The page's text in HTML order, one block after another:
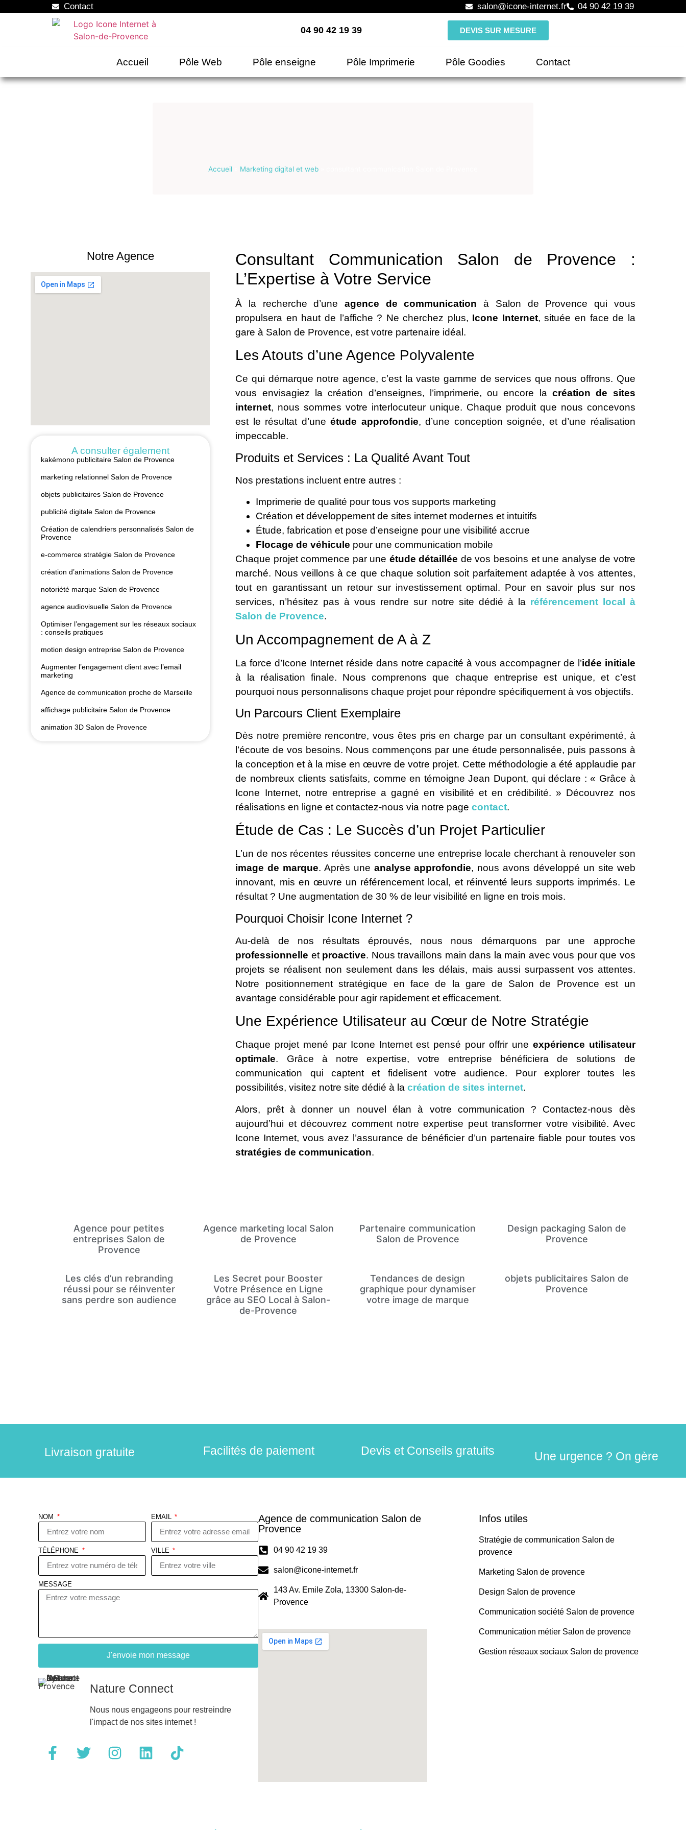
Contact salon@icone-internet.fr 04 90 42 19 39
04 90 42 19 39 DEVIS SUR MESURE
Accueil Pôle Web Pôle enseigne Pôle Imprimerie Pôle Goodies Contact
Accueil Marketing digital et web
Notre Agence
A consulter également
kakémono publicitaire Salon de Provence
marketing relationnel Salon de Provence
objets publicitaires Salon de Provence
publicité digitale Salon de Provence
Création de calendriers personnalisés Salon de
Provence
e-commerce stratégie Salon de Provence
création d’animations Salon de Provence
notoriété marque Salon de Provence
agence audiovisuelle Salon de Provence
Optimiser l’engagement sur les réseaux sociaux
: conseils pratiques
motion design entreprise Salon de Provence
Augmenter l’engagement client avec l’email
marketing
Agence de communication proche de Marseille
affichage publicitaire Salon de Provence
animation 3D Salon de Provence
Consultant Communication Salon de Provence :
L’Expertise à Votre Service
À la recherche d’uneagence de communication à Salon de Provence qui vous
propulsera en haut de l’affiche ? Ne cherchez plus, Icone Internet, située en face de la
gare à Salon de Provence, est votre partenaire idéal.
Les Atouts d’une Agence Polyvalente
Ce qui démarque notre agence, c’est la vaste gamme de services que nous offrons. Que
vous envisagiez la création d’enseignes, l’imprimerie, ou encore la création de sites
internet, nous sommes votre interlocuteur unique. Chaque produit que nous concevons
est le résultat d’uneétude approfondie, d’une conception soignée, et d’une réalisation
impeccable.
Produits et Services : La Qualité Avant Tout
Nos prestations incluent entre autres :
Imprimerie de qualité pour tous vos supports marketing
Création et développement de sites internet modernes et intuitifs
Étude, fabrication et pose d’enseigne pour une visibilité accrue
Flocage de véhicule pour une communication mobile
Chaque projet commence par une étude détaillée de vos besoins et une analyse de votre
marché. Nous veillons à ce que chaque solution soit parfaitement adaptée à vos attentes,
tout en garantissant un retour sur investissement optimal. Pour en savoir plus sur nos
services, n’hésitez pas à vous rendre sur notre site dédié à la référencement local à
Salon de Provence.
Un Accompagnement de A à Z
La force d’Icone Internet réside dans notre capacité à vous accompagner de l’idée initiale
à la réalisation finale. Nous comprenons que chaque entreprise est unique, et c’est
pourquoi nous personnalisons chaque projet pour répondre spécifiquement à vos objectifs.
Un Parcours Client Exemplaire
Dès notre première rencontre, vous êtes pris en charge par un consultant expérimenté, à
l’écoute de vos besoins. Nous commençons par une étude personnalisée, puis passons à
la conception et à la mise en œuvre de votre projet. Cette méthodologie a été applaudie par
de nombreux clients satisfaits, comme en témoigne Jean Dupont, qui déclare : « Grâce à
Icone Internet, notre entreprise a gagné en visibilité et en crédibilité. » Découvrez nos
réalisations en ligne et contactez-nous via notre pagecontact.
Étude de Cas : Le Succès d’un Projet Particulier
L’un de nos récentes réussites concerne une entreprise locale cherchant à renouveler son
image de marque. Après une analyse approfondie, nous avons développé un site web
innovant, mis en œuvre un référencement local, et réinventé leurs supports imprimés. Le
résultat ? Une augmentation de 30 % de leur visibilité en ligne en trois mois.
Pourquoi Choisir Icone Internet ?
Au-delà de nos résultats éprouvés, nous nous démarquons par une approche
professionnelle et proactive. Nous travaillons main dans la main avec vous pour que vos
projets se réalisent non seulement dans les délais, mais aussi surpassent vos attentes.
Notre positionnement stratégique en face de la gare de Salon de Provence est un
avantage considérable pour agir rapidement et efficacement.
Une Expérience Utilisateur au Cœur de Notre Stratégie
Chaque projet mené par Icone Internet est pensé pour offrir une expérience utilisateur
optimale. Grâce à notre expertise, votre entreprise bénéficiera de solutions de
communication qui captent et fidelisent votre audience. Pour explorer toutes les
possibilités, visitez notre site dédié à lacréation de sites internet.
Alors, prêt à donner un nouvel élan à votre communication ? Contactez-nous dès
aujourd’hui et découvrez comment notre expertise peut transformer votre visibilité. Avec
Icone Internet, vous avez l’assurance de bénéficier d’un partenaire fiable pour toutes vos
stratégies de communication.
Agence pour petites
entreprises Salon de
Provence
Agence marketing local Salon
de Provence
Partenaire communication
Salon de Provence
Design packaging Salon de
Provence
Les clés d’un rebranding
réussi pour se réinventer
sans perdre son audience
Les Secret pour Booster
Votre Présence en Ligne
grâce au SEO Local à Salon-
de-Provence
Tendances de design
graphique pour dynamiser
votre image de marque
objets publicitaires Salon de
Provence
Livraison gratuite Facilités de paiement Devis et Conseils gratuits Une urgence ? On gère
NOM EMAIL
TÉLÉPHONE VILLE
MESSAGE
J'envoie mon message
Nature Connect
Nous nous engageons pour restreindre
l'impact de nos sites internet !
Agence de communication Salon de
Provence
04 90 42 19 39
salon@icone-internet.fr
143 Av. Emile Zola, 13300 Salon-de-
Provence
Infos utiles
Stratégie de communication Salon de
provence
Marketing Salon de provence
Design Salon de provence
Communication société Salon de provence
Communication métier Salon de provence
Gestion réseaux sociaux Salon de provence